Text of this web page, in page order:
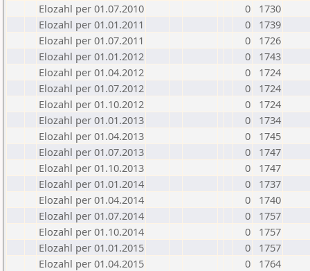
Elozahl per 01.07.2010
0
1730
Elozahl per 01.01.2011
0
1739
Elozahl per 01.07.2011
0
1726
Elozahl per 01.01.2012
0
1743
Elozahl per 01.04.2012
0
1724
Elozahl per 01.07.2012
0
1724
Elozahl per 01.10.2012
0
1724
Elozahl per 01.01.2013
0
1734
Elozahl per 01.04.2013
0
1745
Elozahl per 01.07.2013
0
1747
Elozahl per 01.10.2013
0
1747
Elozahl per 01.01.2014
0
1737
Elozahl per 01.04.2014
0
1740
Elozahl per 01.07.2014
0
1757
Elozahl per 01.10.2014
0
1757
Elozahl per 01.01.2015
0
1757
Elozahl per 01.04.2015
0
1764